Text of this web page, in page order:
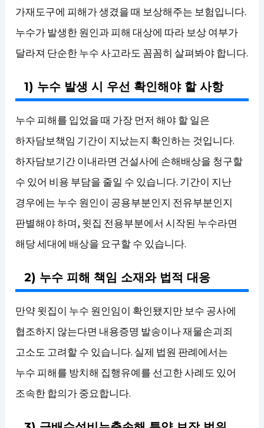
가재도구에 피해가 생겼을 때 보상해주는 보험입니다.
누수가 발생한 원인과 피해 대상에 따라 보상 여부가
달라져 단순한 누수 사고라도 꼼꼼히 살펴봐야 합니다.
1) 누수 발생 시 우선 확인해야 할 사항
누수 피해를 입었을 때 가장 먼저 해야 할 일은
하자담보책임 기간이 지났는지 확인하는 것입니다.
하자담보기간 이내라면 건설사에 손해배상을 청구할
수 있어 비용 부담을 줄일 수 있습니다. 기간이 지난
경우에는 누수 원인이 공용부분인지 전유부분인지
판별해야 하며, 윗집 전용부분에서 시작된 누수라면
해당 세대에 배상을 요구할 수 있습니다.
2) 누수 피해 책임 소재와 법적 대응
만약 윗집이 누수 원인임이 확인됐지만 보수 공사에
협조하지 않는다면 내용증명 발송이나 재물손괴죄
고소도 고려할 수 있습니다. 실제 법원 판례에서는
누수 피해를 방치해 집행유예를 선고한 사례도 있어
조속한 합의가 중요합니다.